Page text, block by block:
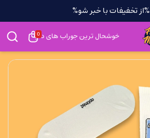
%از تخفیفات با خبر شو%
خوشحال ترین جوراب های دنیا
0